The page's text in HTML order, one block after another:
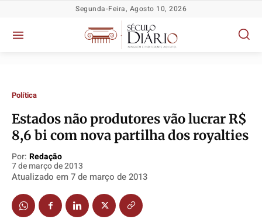
Política
TV Século
Justiça
Educação
Política
TV Século
Justiça
Educação
Política
TV Século
Justiça
Educação
Política
TV Século
Justiça
Educação
Segunda-Feira, Agosto 10, 2026
Política
Estados não produtores vão lucrar R$
8,6 bi com nova partilha dos royalties
Por: Redação
7 de março de 2013
Atualizado em 7 de março de 2013